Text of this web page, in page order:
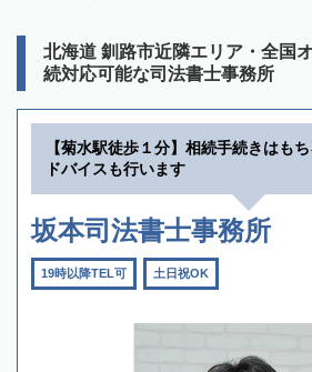
北海道 釧路市近隣エリア・全国
続対応可能な司法書士事務所
【菊水駅徒歩１分】相続手続きはも
ドバイスも行います
坂本司法書士事務所
19時以降TEL可 土日祝OK